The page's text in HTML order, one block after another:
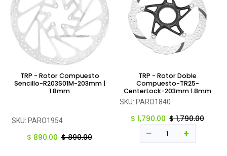
TRP - Rotor Compuesto
Sencillo-R203S01M-203mm |
1.8mm
SKU: PARO1954
$ 890.00 $890.00
TRP - Rotor Doble
Compuesto-TR25-
CenterLock-203mm 1.8mm
SKU: PARO1840
$ 1,790.00 $1,790.00